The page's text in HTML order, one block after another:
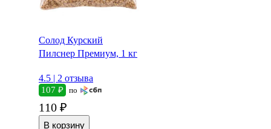
Солод Курский
Пилснер Премиум, 1 кг
4.5 | 2 отзыва
107 ₽ по
110 ₽